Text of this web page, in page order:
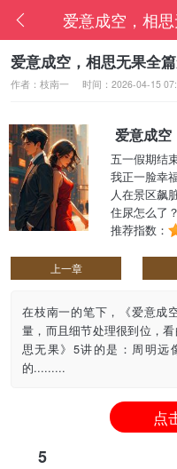
爱意成空，相
爱意成空，相思无果全
作者：枝南一 时间：2026-04-15
爱意成空
五一假期结
我正一脸幸
人在景区飙
住尿怎么了
上？”“老公
做，少见多
呢！”我手里
推荐指数：
上一章
在枝南一的笔下，《爱意成
量，而且细节处理很到位，
思无果》5讲的是：周明远
的.........
点
5